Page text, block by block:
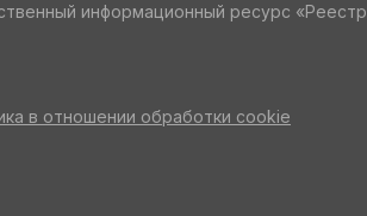
информационный ресурс «Реестр
в отношении обработки cookie